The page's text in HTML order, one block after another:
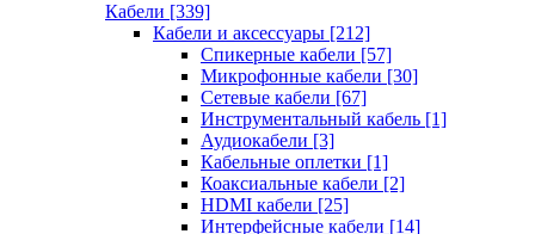
Кабели [339]
Кабели и аксессуары [212]
Спикерные кабели [57]
Микрофонные кабели [30]
Сетевые кабели [67]
Инструментальный кабель [1]
Аудиокабели [3]
Кабельные оплетки [1]
Коаксиальные кабели [2]
HDMI кабели [25]
Интерфейсные кабели [14]